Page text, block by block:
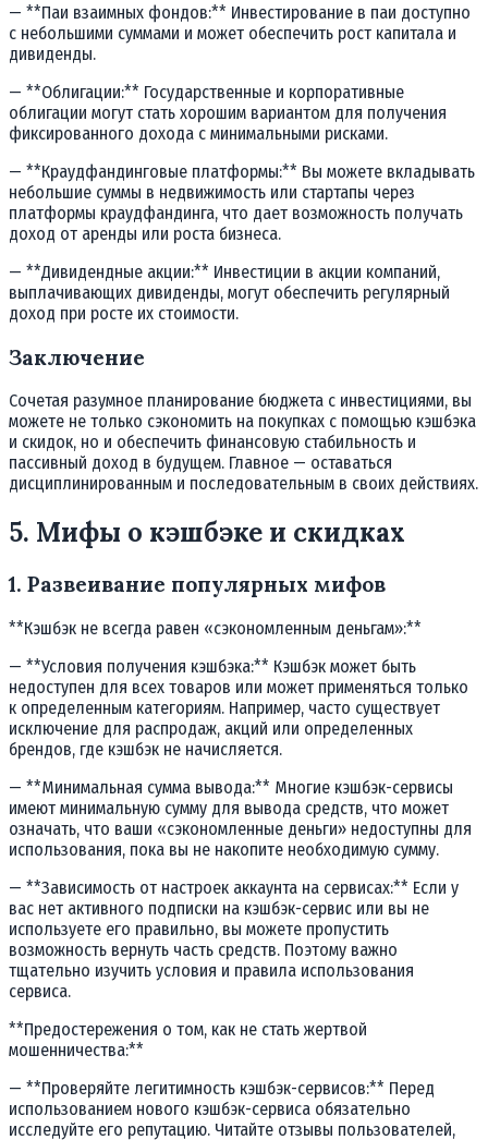
— **Паи взаимных фондов:** Инвестирование в паи доступно
с небольшими суммами и может обеспечить рост капитала и
дивиденды.
— **Облигации:** Государственные и корпоративные
облигации могут стать хорошим вариантом для получения
фиксированного дохода с минимальными рисками.
— **Краудфандинговые платформы:** Вы можете вкладывать
небольшие суммы в недвижимость или стартапы через
платформы краудфандинга, что дает возможность получать
доход от аренды или роста бизнеса.
— **Дивидендные акции:** Инвестиции в акции компаний,
выплачивающих дивиденды, могут обеспечить регулярный
доход при росте их стоимости.
Заключение
Сочетая разумное планирование бюджета с инвестициями, вы
можете не только сэкономить на покупках с помощью кэшбэка
и скидок, но и обеспечить финансовую стабильность и
пассивный доход в будущем. Главное — оставаться
дисциплинированным и последовательным в своих действиях.
5. Мифы о кэшбэке и скидках
1. Развеивание популярных мифов
**Кэшбэк не всегда равен «сэкономленным деньгам»:**
— **Условия получения кэшбэка:** Кэшбэк может быть
недоступен для всех товаров или может применяться только
к определенным категориям. Например, часто существует
исключение для распродаж, акций или определенных
брендов, где кэшбэк не начисляется.
— **Минимальная сумма вывода:** Многие кэшбэк-сервисы
имеют минимальную сумму для вывода средств, что может
означать, что ваши «сэкономленные деньги» недоступны для
использования, пока вы не накопите необходимую сумму.
— **Зависимость от настроек аккаунта на сервисах:** Если у
вас нет активного подписки на кэшбэк-сервис или вы не
используете его правильно, вы можете пропустить
возможность вернуть часть средств. Поэтому важно
тщательно изучить условия и правила использования
сервиса.
**Предостережения о том, как не стать жертвой
мошенничества:**
— **Проверяйте легитимность кэшбэк-сервисов:** Перед
использованием нового кэшбэк-сервиса обязательно
исследуйте его репутацию. Читайте отзывы пользователей,